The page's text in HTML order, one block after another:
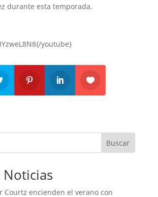
durante esta temporada.
youtube}
Buscar
Courtz encienden el verano con